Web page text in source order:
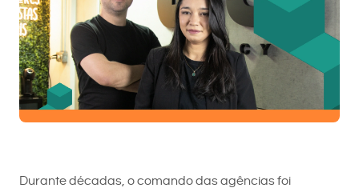
Durante décadas, o comando das agências foi